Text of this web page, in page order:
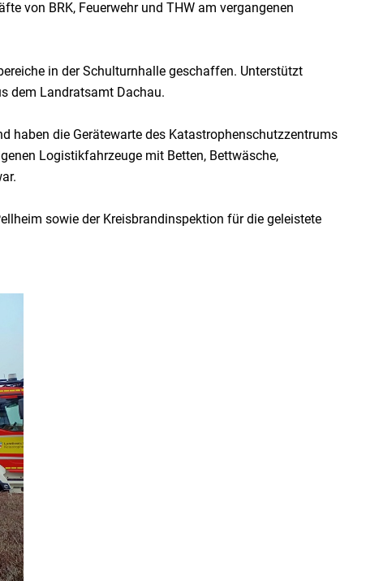
von BRK, Feuerwehr und THW am vergangenen
in der Schulturnhalle geschaffen. Unterstützt
dem Landratsamt Dachau.
haben die Gerätewarte des Katastrophenschutzzentrums
Logistikfahrzeuge mit Betten, Bettwäsche,
sowie der Kreisbrandinspektion für die geleistete